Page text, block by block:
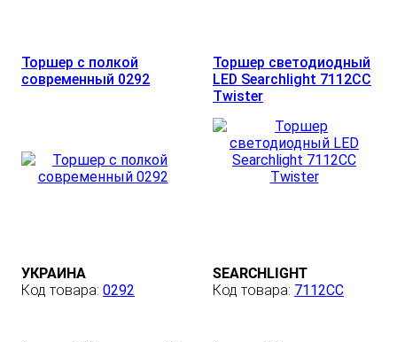
Торшер с полкой
современный 0292
УКРАИНА
0292
Торшер светодиодный
LED Searchlight 7112CC
Twister
SEARCHLIGHT
7112CC